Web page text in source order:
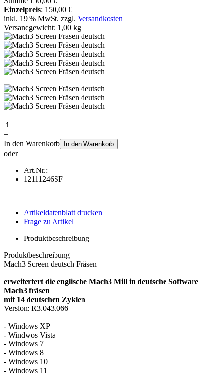
Einzelpreis: 150,00 €
inkl. 19 % MwSt. zzgl. Versandkosten
Versandgewicht: 1,00 kg
−
+
In den Warenkorb
In den Warenkorb
oder
Art.Nr.:
12111246SF
Artikeldatenblatt drucken
Frage zu Artikel
Produktbeschreibung
Produktbeschreibung
Mach3 Screen deutsch Fräsen
erweitertert die englische Mach3 Mill in deutsche Software
Mach3 fräsen
mit 14 deutschen Zyklen
Version: R3.043.066
- Windows XP
- Windwos Vista
- Windows 7
- Windows 8
- Windows 10
- Windows 11